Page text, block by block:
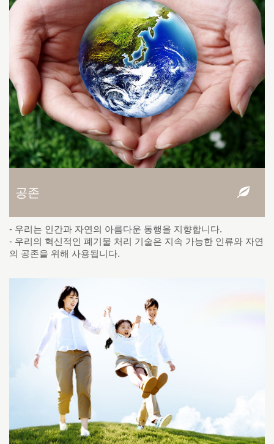
공존
- 우리는 인간과 자연의 아름다운 동행을 지향합니다.
- 우리의 혁신적인 폐기물 처리 기술은 지속 가능한 인류와 자연
의 공존을 위해 사용됩니다.